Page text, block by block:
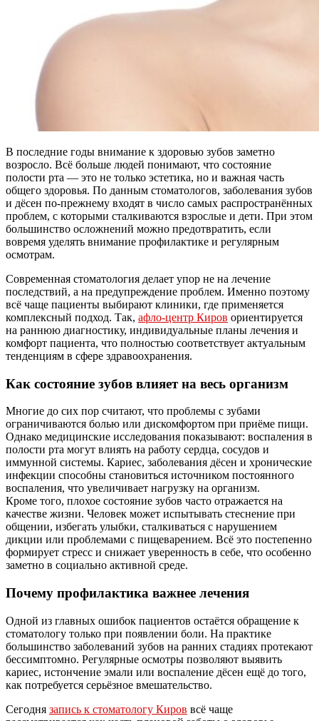
В последние годы внимание к здоровью зубов заметно
возросло. Всё больше людей понимают, что состояние
полости рта — это не только эстетика, но и важная часть
общего здоровья. По данным стоматологов, заболевания зубов
и дёсен по-прежнему входят в число самых распространённых
проблем, с которыми сталкиваются взрослые и дети. При этом
большинство осложнений можно предотвратить, если
вовремя уделять внимание профилактике и регулярным
осмотрам.
Современная стоматология делает упор не на лечение
последствий, а на предупреждение проблем. Именно поэтому
всё чаще пациенты выбирают клиники, где применяется
комплексный подход. Так, афло-центр Киров ориентируется
на раннюю диагностику, индивидуальные планы лечения и
комфорт пациента, что полностью соответствует актуальным
тенденциям в сфере здравоохранения.
Как состояние зубов влияет на весь организм
Многие до сих пор считают, что проблемы с зубами
ограничиваются болью или дискомфортом при приёме пищи.
Однако медицинские исследования показывают: воспаления в
полости рта могут влиять на работу сердца, сосудов и
иммунной системы. Кариес, заболевания дёсен и хронические
инфекции способны становиться источником постоянного
воспаления, что увеличивает нагрузку на организм.
Кроме того, плохое состояние зубов часто отражается на
качестве жизни. Человек может испытывать стеснение при
общении, избегать улыбки, сталкиваться с нарушением
дикции или проблемами с пищеварением. Всё это постепенно
формирует стресс и снижает уверенность в себе, что особенно
заметно в социально активной среде.
Почему профилактика важнее лечения
Одной из главных ошибок пациентов остаётся обращение к
стоматологу только при появлении боли. На практике
большинство заболеваний зубов на ранних стадиях протекают
бессимптомно. Регулярные осмотры позволяют выявить
кариес, истончение эмали или воспаление дёсен ещё до того,
как потребуется серьёзное вмешательство.
Сегодня запись к стоматологу Киров всё чаще